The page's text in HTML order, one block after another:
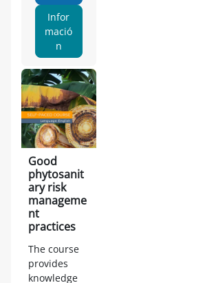
Infor
mació
n
Good
phytosanit
ary risk
manageme
nt
practices
The course
provides
knowledge